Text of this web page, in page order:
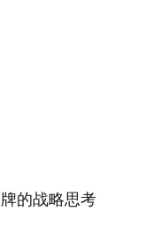
的战略思考